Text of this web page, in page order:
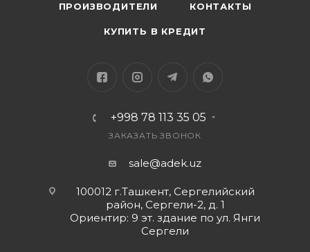
Экран: Да
перезаряжаемых
продукта:FM/AM/SW
3 полосы
Характеристика:СВЕТОДИОДНЫЙ
ПРОИЗВОДИТЕЛИ КОНТАКТЫ
КУПИТЬ В КРЕДИТ
+998 78 113 35 05
ЗАКАЗАТЬ ЗВОНОК
sale@adek.uz
100012 г.Ташкент, Сергелийский
район, Сергели-2, д. 1
Ориентир: 9 эт. здание по ул. Янги
Сергели